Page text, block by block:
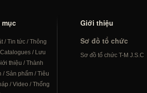
mục
/Tin tức/Thông
Catalogues/ Lưu
thiệu /Thành
/Sản phẩm/Tiêu
/Video /Thống
Giới thiệu
Sơ đồ tổ chức
Sơ đồ tổ chức T-M J.S.C